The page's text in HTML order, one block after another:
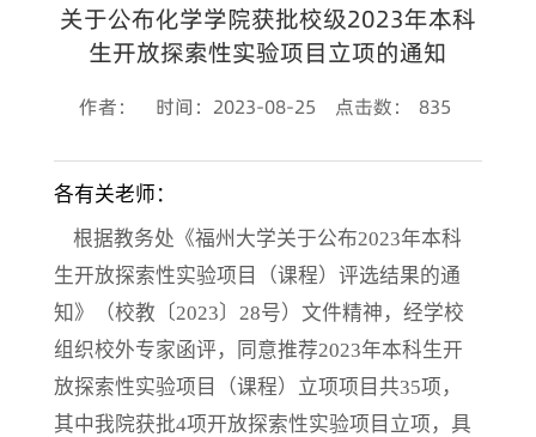
关于公布化学学院获批校级2023年本科
生开放探索性实验项目立项的通知
作者： 时间：2023-08-25 点击数： 835
各有关老师：
根据教务处《福州大学关于公布2023年本科
生开放探索性实验项目（课程）评选结果的通
知》（校教〔2023〕28号）文件精神，经学校
组织校外专家函评，同意推荐2023年本科生开
放探索性实验项目（课程）立项项目共35项，
其中我院获批4项开放探索性实验项目立项，具